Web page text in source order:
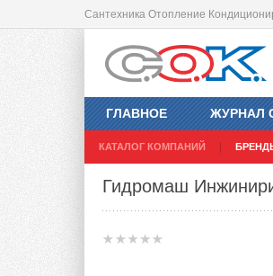
Сантехника Отопление
ГЛАВНОЕ ЖУРНАЛ
КАТАЛОГ КОМПАНИЙ
Гидромаш